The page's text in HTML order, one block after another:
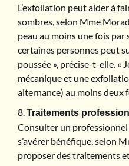
L’exfoliation peut aider à
sombres, selon Mme
peau au moins une fois par
certaines personnes peut
poussée », précise-t-elle. «
mécanique et une
alternance) au moins deux
Traitements
Consulter un professionnel
s’avérer bénéfique, selon
proposer des traitements